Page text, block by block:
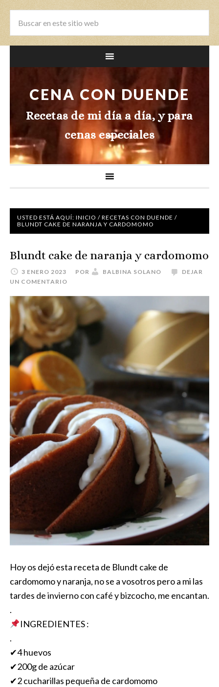
CENA CON DUENDE
Recetas de mi día a día, y para
cenas especiales
USTED ESTÁ AQUÍ: INICIO / RECETAS CON DUENDE /
BLUNDT CAKE DE NARANJA Y CARDOMOMO
Blundt cake de naranja y cardomomo
3 ENERO 2023 POR BALBINA SOLANO
DEJAR
UN COMENTARIO
Hoy os dejó esta receta de Blundt cake de
cardomomo y naranja, no se a vosotros pero a mi las
tardes de invierno con café y bizcocho, me encantan.
.
INGREDIENTES :
.
✔4 huevos
✔200g de azúcar
✔2 cucharillas pequeña de cardomomo